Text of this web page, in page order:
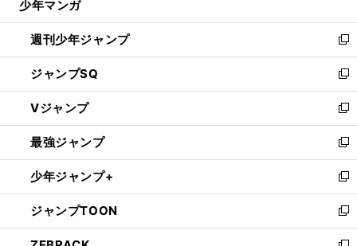
開
く
少年マンガ
週刊少年ジャンプ
新
し
い
ウ
ィ
ン
ド
ウ
で
開
く
ジャンプSQ
新
し
い
ウ
ィ
ン
ド
ウ
で
開
Vジャンプ
新
し
い
ウ
ィ
ン
ド
ウ
最強ジャンプ
新
し
い
ウ
ィ
ン
少年ジャンプ+
新
し
い
ウ
ジャンプTOON
新
し